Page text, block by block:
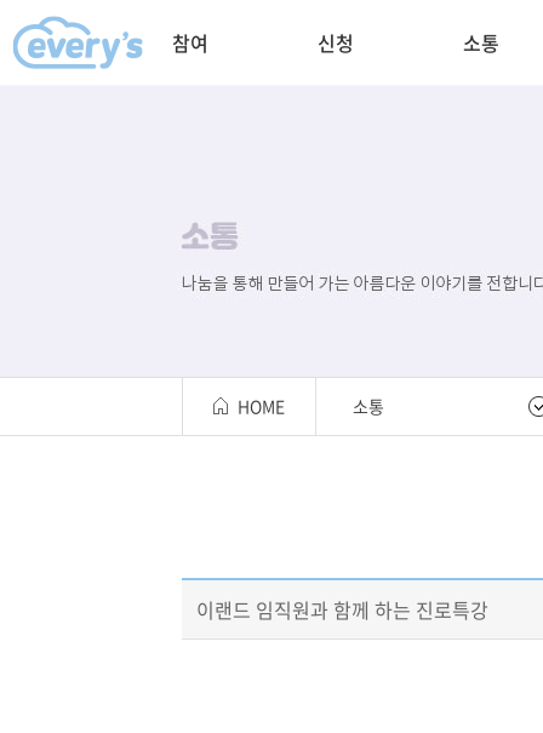
참여 신청 소통
HOME 소통
이랜드 임직원과 함께 하는 진로특강